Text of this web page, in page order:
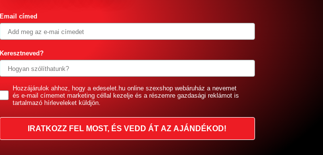
Email címed
Keresztneved?
GDPRHozzájárulok ahhoz, hogy a edeselet.hu online szexshop webáruház a nevemet
és e-mail címemet marketing céllal kezelje és a részemre gazdasági reklámot is
tartalmazó hírleveleket küldjön.
IRATKOZZ FEL MOST, ÉS VEDD ÁT AZ AJÁNDÉKOD!